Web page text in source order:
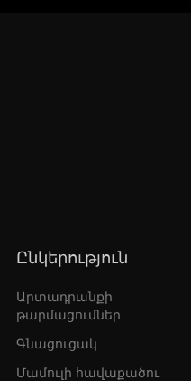
Ընկերություն
Արտադրանքի
թարմացումներ
Գնացուցակ
Մամուլի հավաքածու